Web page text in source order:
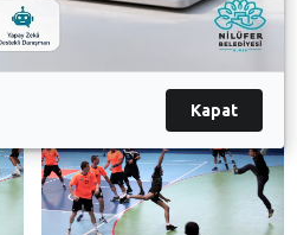
Kapat